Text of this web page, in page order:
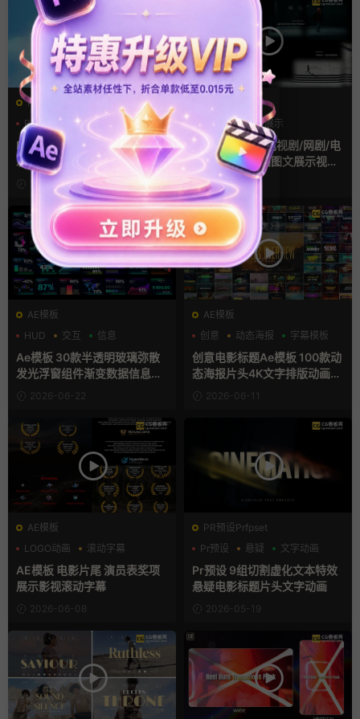
PR工程模板prproj
RGB
光效 故障特效
PR模板 影视剪辑高光朦胧梦幻
发光RGB辉光柔光
2026-06-28
幻灯片
照片展示
电影风模板
Ae模板 悬疑类电视剧/网剧/电
影片头前景遮挡图文展示视频
开场
2026-06-24
AE模板
HUD
交互 信息
Ae模板 30款半透明玻璃弥散
发光浮窗组件渐变数据信息图
2026-06-22
AE模板
创意
动态海报 字幕模板
创意电影标题Ae模板 100款动
态海报片头4K文字排版动画A
2026-06-11
AE模板
LOGO动画
滚动字幕
片头模板
AE模板 电影片尾 演员表奖项
展示影视滚动字幕
2026-06-08
PR预设Prfpset
Pr预设
悬疑 文字动画
Pr预设 9组切割虚化文本特效
悬疑电影标题片头文字动画
2026-05-19